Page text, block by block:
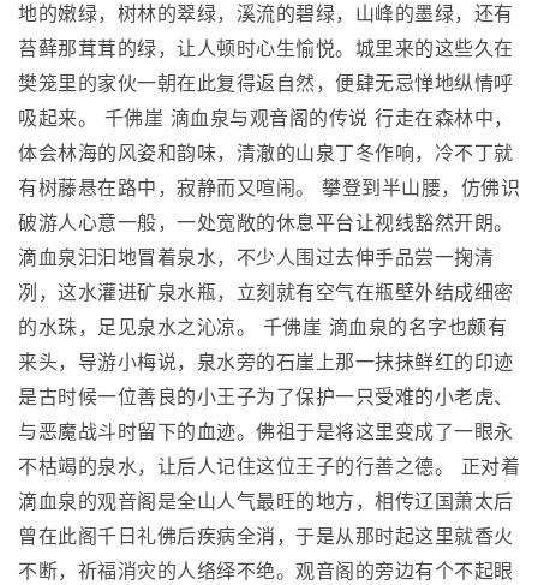
地的嫩绿，树林的翠绿，溪流的碧绿，山峰的墨绿，还有
苔藓那茸茸的绿，让人顿时心生愉悦。城里来的这些久在
樊笼里的家伙一朝在此复得返自然，便肆无忌惮地纵情呼
吸起来。 千佛崖 滴血泉与观音阁的传说 行走在森林中，
体会林海的风姿和韵味，清澈的山泉丁冬作响，冷不丁就
有树藤悬在路中，寂静而又喧闹。 攀登到半山腰，仿佛识
破游人心意一般，一处宽敞的休息平台让视线豁然开朗。
滴血泉汩汩地冒着泉水，不少人围过去伸手品尝一掬清
冽，这水灌进矿泉水瓶，立刻就有空气在瓶壁外结成细密
的水珠，足见泉水之沁凉。 千佛崖 滴血泉的名字也颇有
来头，导游小梅说，泉水旁的石崖上那一抹抹鲜红的印迹
是古时候一位善良的小王子为了保护一只受难的小老虎、
与恶魔战斗时留下的血迹。佛祖于是将这里变成了一眼永
不枯竭的泉水，让后人记住这位王子的行善之德。 正对着
滴血泉的观音阁是全山人气最旺的地方，相传辽国萧太后
曾在此阁千日礼佛后疾病全消，于是从那时起这里就香火
不断，祈福消灾的人络绎不绝。观音阁的旁边有个不起眼